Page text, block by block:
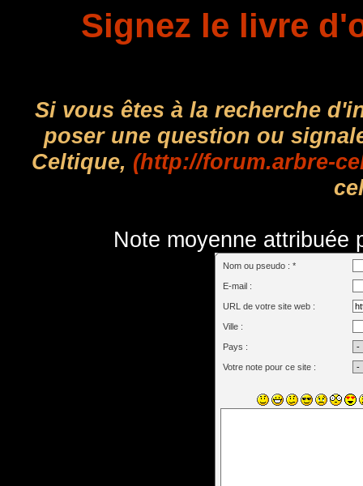
Signez le livre
Si vous êtes à la recherche
poser une question ou
Celtique, (http://forum.arbre-
Note moyenne
Nom ou pseudo : *
E-mail :
URL de votre site web :
Ville :
Pays :
Votre note pour ce site :